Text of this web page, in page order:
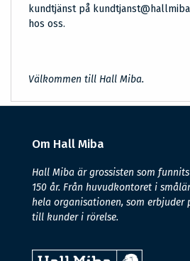
kundtjänst på
hos oss.
Välkommen till Hall Miba.
Om Hall Miba
Hall Miba är grossisten som
150 år. Från huvudkontoret i
hela organisationen, som erbjuder
till kunder i rörelse.